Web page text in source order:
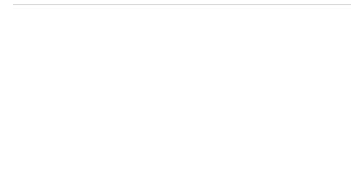
Мировая экономика месторождение